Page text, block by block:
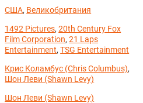
США, Великобритания
1492 Pictures,20th Century Fox
Film Corporation,21 Laps
Entertainment,TSG Entertainment
Крис Коламбус (Chris Columbus),
Шон Леви (Shawn Levy)
Шон Леви (Shawn Levy)